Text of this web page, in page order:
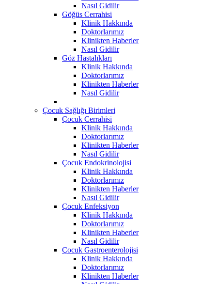
Nasıl Gidilir
Göğüs Cerrahisi
Klinik Hakkında
Doktorlarımız
Klinikten Haberler
Nasıl Gidilir
Göz Hastalıkları
Klinik Hakkında
Doktorlarımız
Klinikten Haberler
Nasıl Gidilir
Çocuk Sağlığı Birimleri
Çocuk Cerrahisi
Klinik Hakkında
Doktorlarımız
Klinikten Haberler
Nasıl Gidilir
Çocuk Endokrinolojisi
Klinik Hakkında
Doktorlarımız
Klinikten Haberler
Nasıl Gidilir
Çocuk Enfeksiyon
Klinik Hakkında
Doktorlarımız
Klinikten Haberler
Nasıl Gidilir
Çocuk Gastroenterolojisi
Klinik Hakkında
Doktorlarımız
Klinikten Haberler